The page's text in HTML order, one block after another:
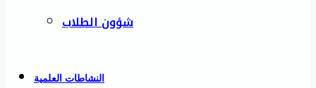
شؤون الطلاب
النشاطات العلمية